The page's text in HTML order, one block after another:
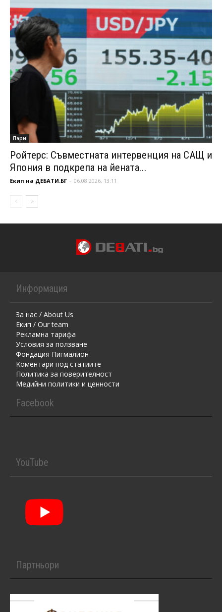
Пари
Ройтерс: Съвместната интервенция на САЩ и
Япония в подкрепа на йената...
Екип на ДЕБАТИ.БГ - 06.08.2026, 13:11
Информация
За нас / About Us
Екип / Our team
Рекламна тарифа
Условия за ползване
Фондация Пигмалион
Kоментaри под статиите
Политика за поверителност
Медийни политики и ценности
Facebook
YouTube
Партньори